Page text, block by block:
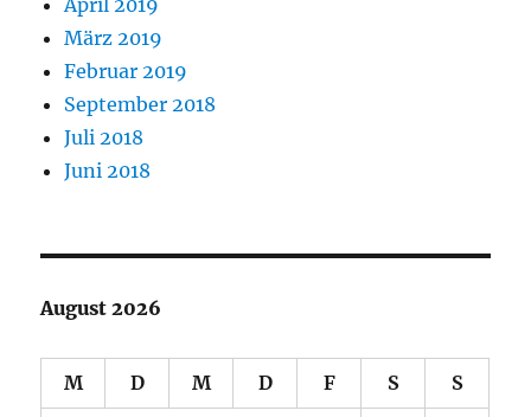
April 2019
März 2019
Februar 2019
September 2018
Juli 2018
Juni 2018
August 2026
M D M D F S S